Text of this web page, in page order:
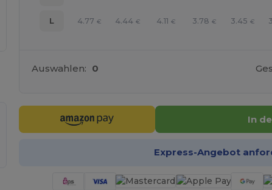
L 4.77 € 4.44 € 4.11 € 3.78 € 3.45 €
Auswahlen: 0
In
Express-Angebot